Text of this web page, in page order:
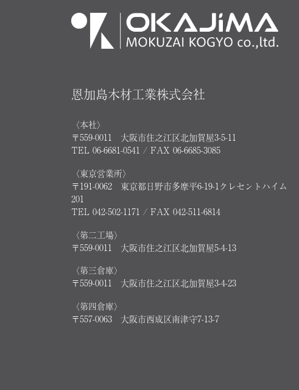
恩加島木材工業株式会社
〈本社〉
〒559-0011 大阪市住之江区北加賀屋3-5-11
TEL 06-6681-0541 / FAX 06-6685-3085
〈東京営業所〉
〒191-0062 東京都日野市多摩平6-19-1クレセントハイム
201
TEL 042-502-1171 / FAX 042-511-6814
〈第二工場〉
〒559-0011 大阪市住之江区北加賀屋5-4-13
〈第三倉庫〉
〒559-0011 大阪市住之江区北加賀屋3-4-23
〈第四倉庫〉
〒557-0063 大阪市西成区南津守7-13-7